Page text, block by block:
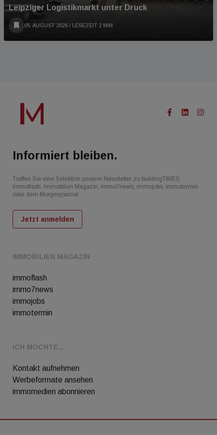
Leipziger Logistikmarkt unter Druck
05. AUGUST 2026 / LESEZEIT 2 MIN
IMMOBILIEN MAGAZIN
immoflash
immo7news
immojobs
immotermin
ICH MÖCHTE...
Kontakt aufnehmen
Werbeformate ansehen
immomedien abonnieren
Informiert bleiben.
Treffen Sie eine Selektion unserer Newsletter zu buildingTIMES,
immoflash, Immobilien Magazin, immo7news, immojobs, immotermin
oder dem Morgenjournal
Jetzt anmelden